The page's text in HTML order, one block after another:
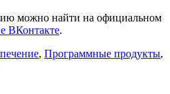
можно найти на официальном
ВКонтакте.
, Программные продукты,